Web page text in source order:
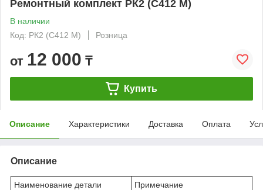
Ремонтный комплект РК2 (С412 М)
В наличии
Код: РК2 (С412 М)
Розница
от 12 000 ₸
Купить
Описание Характеристики Доставка Оплата
Описание
Наименование детали
Примечание